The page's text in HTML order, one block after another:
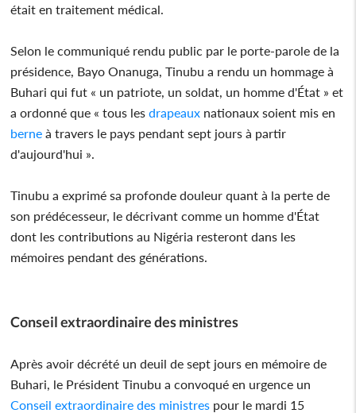
était en traitement médical.
Selon le communiqué rendu public par le porte-parole de la
présidence, Bayo Onanuga, Tinubu a rendu un hommage à
Buhari qui fut « un patriote, un soldat, un homme d'État » et
a ordonné que « tous les drapeaux nationaux soient mis en
berne à travers le pays pendant sept jours à partir
d'aujourd'hui ».
Tinubu a exprimé sa profonde douleur quant à la perte de
son prédécesseur, le décrivant comme un homme d'État
dont les contributions au Nigéria resteront dans les
mémoires pendant des générations.
Conseil extraordinaire des ministres
Après avoir décrété un deuil de sept jours en mémoire de
Buhari, le Président Tinubu a convoqué en urgence un
Conseil extraordinaire des ministres pour le mardi 15